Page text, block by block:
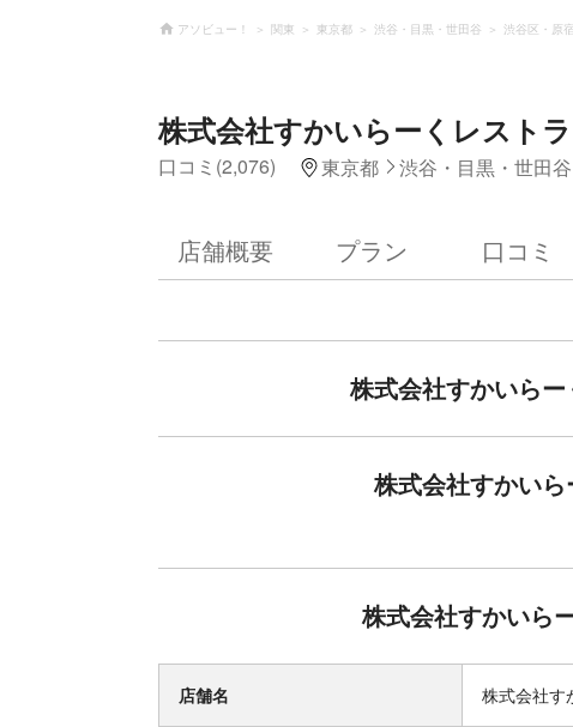
アソビュー！ 関東 東京都 渋谷・目黒・世田谷 渋谷区・原
株式会社すかいらーくレスト
口コミ(2,076) 東京都 渋谷・目黒・世田谷
店舗概要 プラン 口コミ
株式会社すかいら
株式会社すかい
株式会社すかいら
店舗名 株式会社す